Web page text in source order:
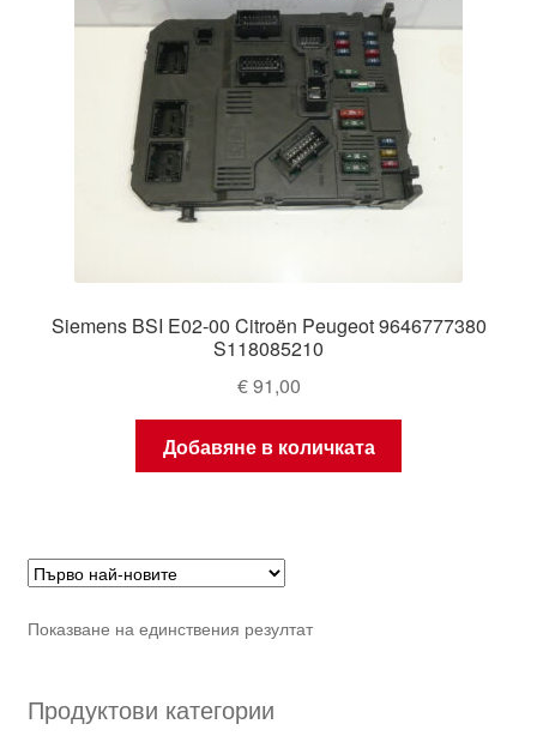
Siemens BSI E02-00 Citroën Peugeot 9646777380
S118085210
€91,00
Добавяне в количката
Показване на единствения резултат
Продуктови категории